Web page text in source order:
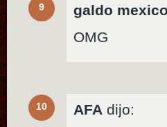
9 galdo mexico
OMG
10 AFA dijo: